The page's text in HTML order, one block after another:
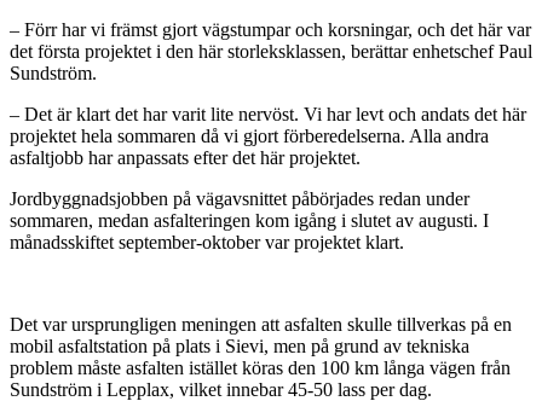
– Förr har vi främst gjort vägstumpar och korsningar, och det här var
det första projektet i den här storleksklassen, berättar enhetschef Paul
Sundström.
– Det är klart det har varit lite nervöst. Vi har levt och andats det här
projektet hela sommaren då vi gjort förberedelserna. Alla andra
asfaltjobb har anpassats efter det här projektet.
Jordbyggnadsjobben på vägavsnittet påbörjades redan under
sommaren, medan asfalteringen kom igång i slutet av augusti. I
månadsskiftet september-oktober var projektet klart.
Det var ursprungligen meningen att asfalten skulle tillverkas på en
mobil asfaltstation på plats i Sievi, men på grund av tekniska
problem måste asfalten istället köras den 100 km långa vägen från
Sundström i Lepplax, vilket innebar 45-50 lass per dag.